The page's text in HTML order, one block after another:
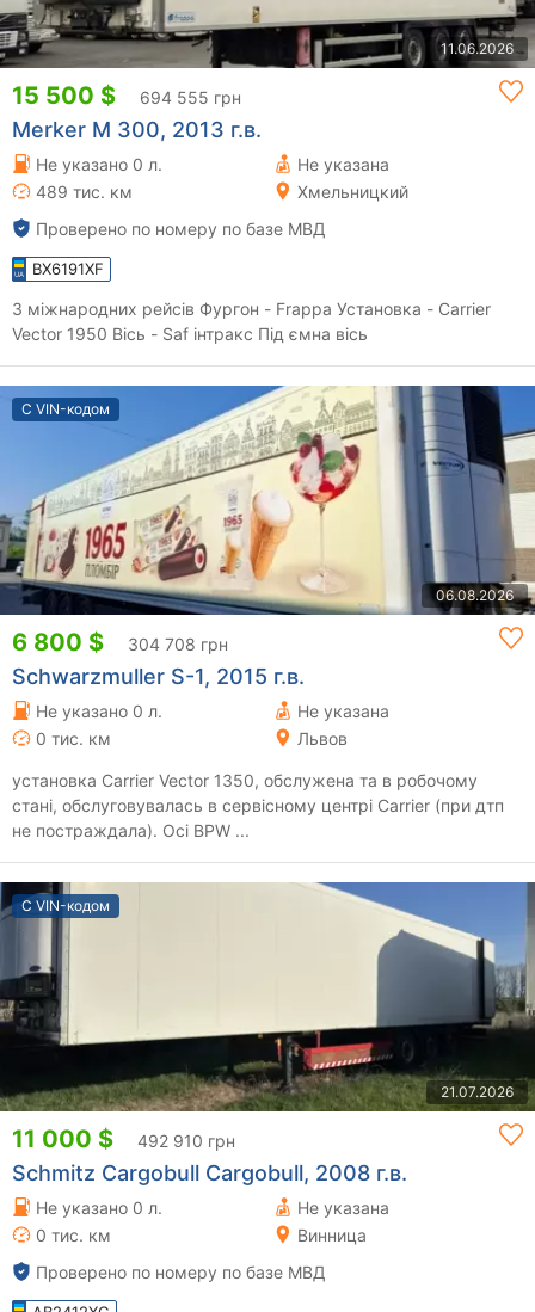
11.06.2026
15 500 $ 694 555 грн
Merker M 300, 2013 г.в.
Не указано 0 л.
Не указана
489 тис. км
Хмельницкий
Проверено по номеру по базе МВД
BX6191XF
З міжнародних рейсів Фургон - Frappa Установка - Carrier
Vector 1950 Вісь - Saf інтракс Під ємна вісь
С VIN-кодом
06.08.2026
6 800 $ 304 708 грн
Schwarzmuller S-1, 2015 г.в.
Не указано 0 л.
Не указана
0 тис. км
Львов
установка Carrier Vector 1350, обслужена та в робочому
стані, обслуговувалась в сервісному центрі Carrier (при дтп
не постраждала). Осі BPW ...
С VIN-кодом
21.07.2026
11 000 $ 492 910 грн
Schmitz Cargobull Cargobull, 2008 г.в.
Не указано 0 л.
Не указана
0 тис. км
Винница
Проверено по номеру по базе МВД